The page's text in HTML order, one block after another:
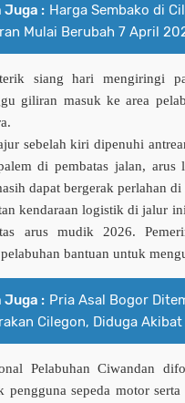
Juga : Harga Sembako di
Mulai Berubah 7 April
siang hari mengiringi
giliran masuk ke area
sebelah kiri dipenuhi
di pembatas jalan, arus
dapat bergerak perlahan
kendaraan logistik di jalur
arus mudik 2026.
bantuan untuk
Juga : Pria Asal Bogor
Cilegon, Diduga
Pelabuhan Ciwandan
pengguna sepeda motor